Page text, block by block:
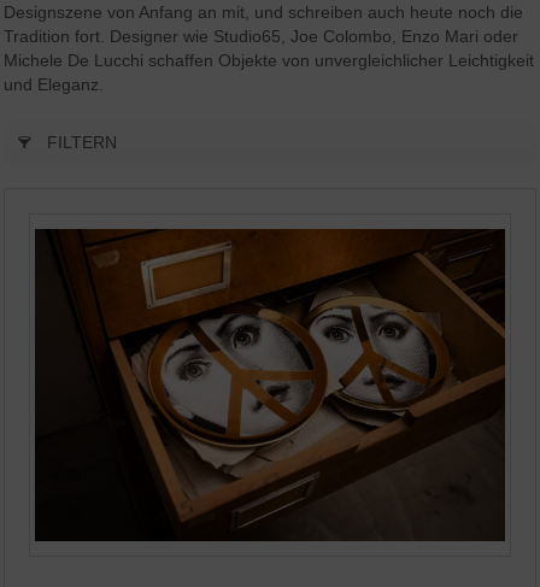
Designszene von Anfang an mit, und schreiben auch heute noch die
Tradition fort. Designer wie Studio65, Joe Colombo, Enzo Mari oder
Michele De Lucchi schaffen Objekte von unvergleichlicher Leichtigkeit
und Eleganz.
FILTERN